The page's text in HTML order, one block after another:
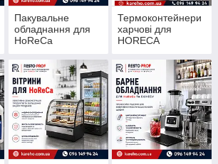
Пакувальне
обладнання для
HoReCa
Термоконтейнери
харчові для
HORECA